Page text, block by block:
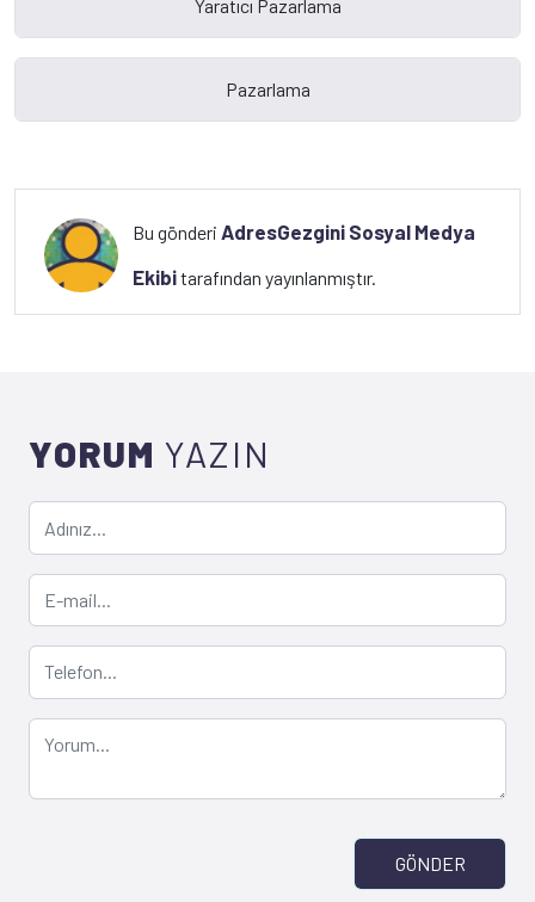
Bu gönderiAdresGezgini Sosyal Medya
Ekibitarafından yayınlanmıştır.
YORUM YAZIN
GÖNDER